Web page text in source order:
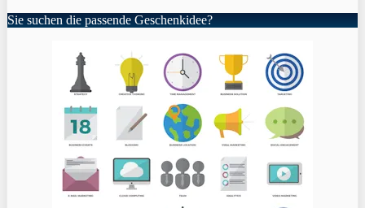
Sie suchen die passende Geschenkidee?